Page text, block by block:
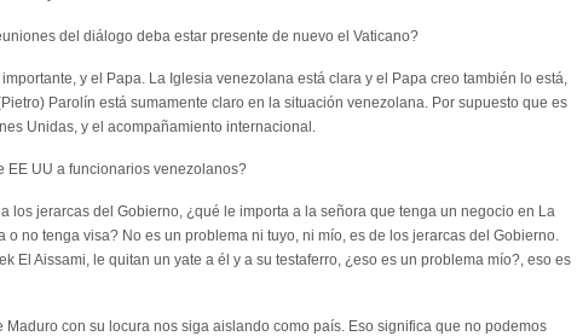
del diálogo deba estar presente de nuevo el Vaticano?
y el Papa. La Iglesia venezolana está clara y el Papa creo también lo está,
Parolín está sumamente claro en la situación venezolana. Por supuesto que es
Unidas, y el acompañamiento internacional.
UU a funcionarios venezolanos?
los jerarcas del Gobierno, ¿qué le importa a la señora que tenga un negocio en La
no tenga visa? No es un problema ni tuyo, ni mío, es de los jerarcas del Gobierno.
El Aissami, le quitan un yate a él y a su testaferro, ¿eso es un problema mío?, eso es
Maduro con su locura nos siga aislando como país. Eso significa que no podemos